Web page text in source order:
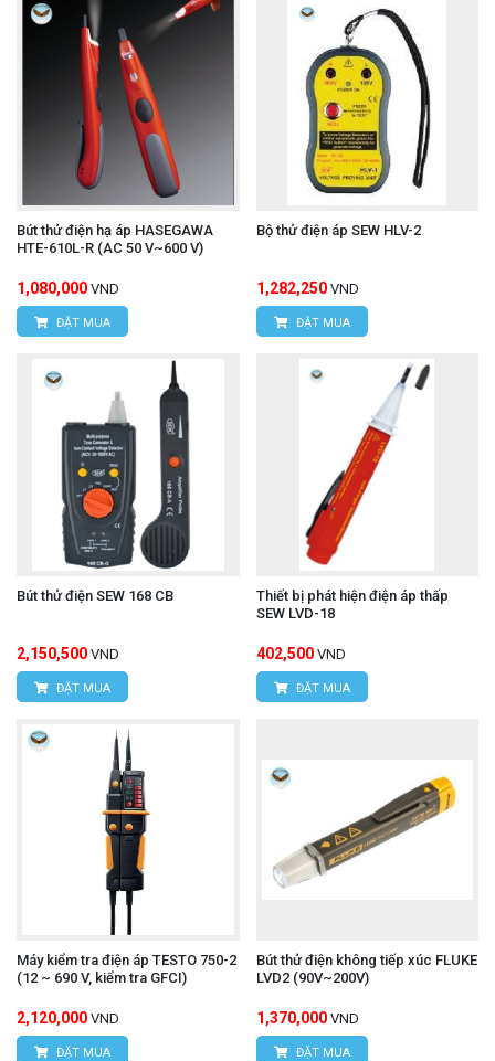
Bút thử điện hạ áp HASEGAWA
HTE-610L-R (AC 50 V~600 V)
1,080,000 VND
ĐẶT MUA
Bộ thử điện áp SEW HLV-2
1,282,250 VND
ĐẶT MUA
Bút thử điện SEW 168 CB
2,150,500 VND
ĐẶT MUA
Thiết bị phát hiện điện áp thấp
SEW LVD-18
402,500 VND
ĐẶT MUA
Máy kiểm tra điện áp TESTO 750-2
(12 ~ 690 V, kiểm tra GFCI)
2,120,000 VND
ĐẶT MUA
Bút thử điện không tiếp xúc FLUKE
LVD2 (90V~200V)
1,370,000 VND
ĐẶT MUA